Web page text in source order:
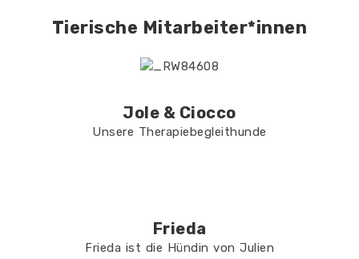
Tierische Mitarbeiter*innen
Jole & Ciocco
Unsere Therapiebegleithunde
Frieda
Frieda ist die Hündin von Julien